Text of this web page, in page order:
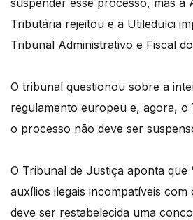
Tributária rejeitou e a Utiledulci
Tribunal Administrativo e Fiscal
O tribunal questionou sobre a
regulamento europeu e, agora, o
o processo não deve ser
O Tribunal de Justiça aponta que
auxílios ilegais incompatíveis
deve ser restabelecida uma